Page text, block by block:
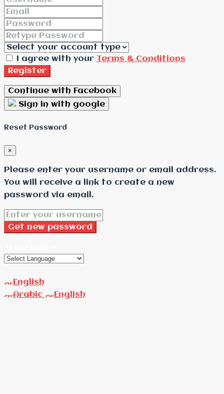
I agree with your Terms & Conditions
Register
Continue with Facebook
Sign in with google
Reset Password
×
Please enter your username or email address.
You will receive a link to create a new
password via email.
Get new password
English
Arabic
English